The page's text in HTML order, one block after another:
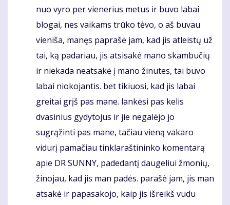
nuo vyro per vienerius metus ir buvo labai
blogai, nes vaikams trūko tėvo, o aš buvau
vieniša, manęs paprašė jam, kad jis atleistų už
tai, ką padariau, jis atsisakė mano skambučių
ir niekada neatsakė į mano žinutes, tai buvo
labai niokojantis. bet tikiuosi, kad jis labai
greitai grįš pas mane. lankėsi pas kelis
dvasinius gydytojus ir jie negalėjo jo
sugrąžinti pas mane, tačiau vieną vakaro
vidurį pamačiau tinklaraštininko komentarą
apie DR SUNNY, padedantį daugeliui žmonių,
žinojau, kad jis man padės. parašė jam, jis man
atsakė ir papasakojo, kaip jis išreikš vudu